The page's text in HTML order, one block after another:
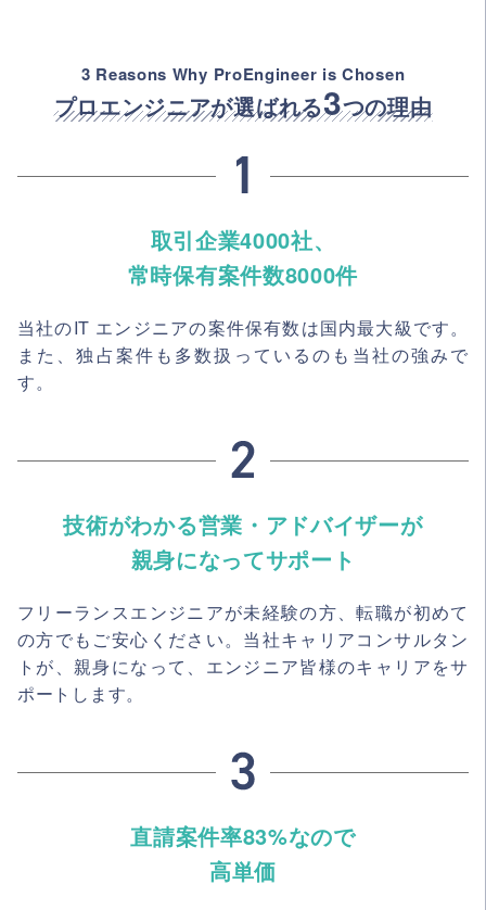
3 Reasons Why ProEngineer is Chosen
プロエンジニアが選ばれる3つの理由
取引企業4000社、
常時保有案件数8000件
当社のIT エンジニアの案件保有数は国内最大級です。
また、独占案件も多数扱っているのも当社の強みで
す。
技術がわかる営業・アドバイザーが
親身になってサポート
フリーランスエンジニアが未経験の方、転職が初めて
の方でもご安心ください。当社キャリアコンサルタン
トが、親身になって、エンジニア皆様のキャリアをサ
ポートします。
直請案件率83%なので
高単価